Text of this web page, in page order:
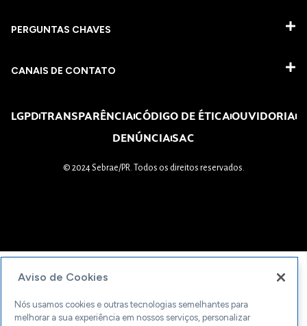
PERGUNTAS CHAVES​
CANAIS DE CONTATO
LGPDTRANSPARÊNCIACÓDIGO DE ÉTICAOUVIDORIA
DENÚNCIASAC
© 2024 Sebrae/PR. Todos os direitos reservados.
Aviso de Cookies
Nós usamos cookies e outras tecnologias semelhantes para
melhorar a sua experiência em nossos serviços, personalizar